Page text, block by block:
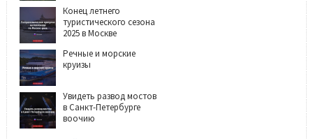
Конец летнего
туристического сезона
2025 в Москве
Речные и морские
круизы
Увидеть развод мостов
в Санкт-Петербурге
воочию